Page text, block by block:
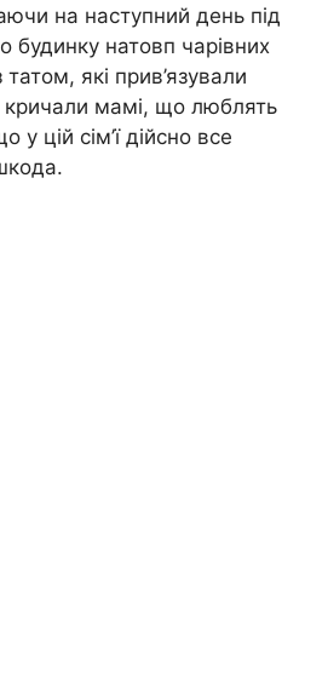
на наступний день під
будинку натовп чарівних
татом, які прив’язували
кричали мамі, що люблять
у цій сім’ї дійсно все